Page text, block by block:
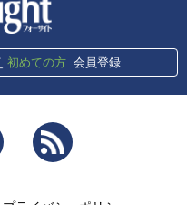
初めての方 会員登録
Twitter